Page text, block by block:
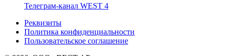
Телеграм-канал WEST 4
Реквизиты
Политика конфиденциальности
Пользовательское соглашение